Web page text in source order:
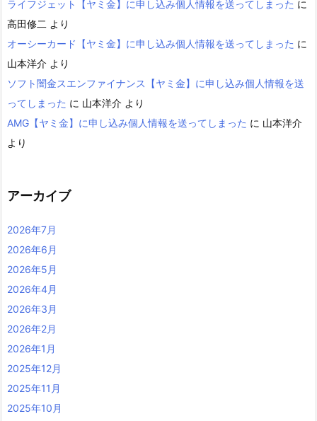
ライフジェット【ヤミ金】に申し込み個人情報を送ってしまった に
高田修二 より
オーシーカード【ヤミ金】に申し込み個人情報を送ってしまった に
山本洋介 より
ソフト闇金スエンファイナンス【ヤミ金】に申し込み個人情報を送
ってしまった に 山本洋介 より
AMG【ヤミ金】に申し込み個人情報を送ってしまった に 山本洋介
より
アーカイブ
2026年7月
2026年6月
2026年5月
2026年4月
2026年3月
2026年2月
2026年1月
2025年12月
2025年11月
2025年10月